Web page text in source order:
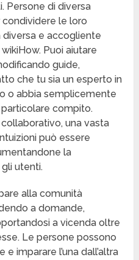
Persone di diversa
le loro
e accogliente
Puoi aiutare
guide,
che tu sia un esperto in
o abbia semplicemente
compito.
una vasta
può essere
la
utenti.
alla comunità
a domande,
a vicenda oltre
Le persone possono
imparare l’una dall’altra